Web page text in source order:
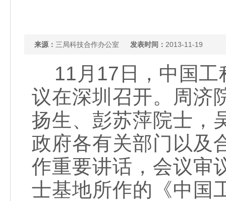
来源： 三局科技合作办公室 发表时间： 2013-11-19
11月17日，中国工
议在深圳召开。周济
扬生、彭苏萍院士，
政府各有关部门以及
作重要讲话，会议审
士基地所作的《中国